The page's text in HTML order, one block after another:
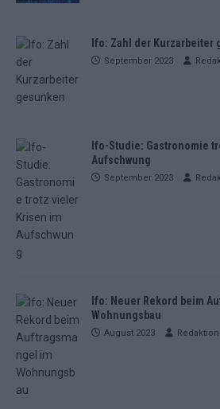
Ifo: Zahl der Kurzarbeiter
September 2023
Ifo-Studie: Gastronomie
Aufschwung
September 2023
Ifo: Neuer Rekord beim
Wohnungsbau
August 2023